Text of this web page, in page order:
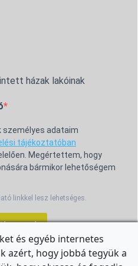
házak lakóinak
személyes adataim
tájékoztatóban
Megértettem, hogy
bármikor lehetőségem
linkkel lesz lehetséges.
és egyéb internetes
azért, hogy jobbá tegyük a